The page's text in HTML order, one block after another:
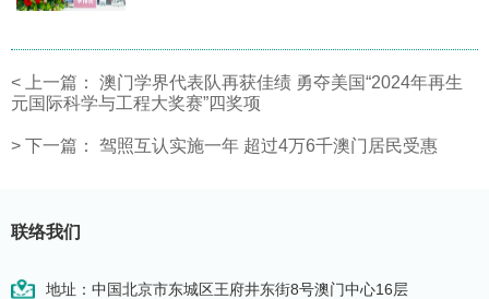
< 上一篇：
澳门学界代表队再获佳绩 勇夺美国“2024年再生
元国际科学与工程大奖赛”四奖项
> 下一篇： 驾照互认实施一年 超过4万6千澳门居民受惠
联络我们
地址：中国北京市东城区王府井东街8号澳门中心16层